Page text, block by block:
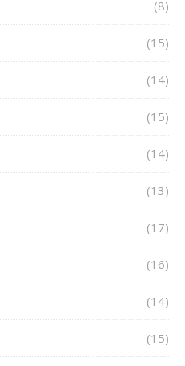
(8)
(15)
(14)
(15)
(14)
(13)
(17)
(16)
(14)
(15)